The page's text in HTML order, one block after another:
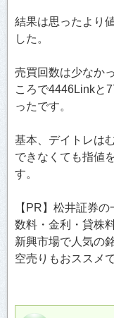
結果は思ったより
した。
売買回数は少なか
ころで4446Linkと
ったです。
基本、デイトレは
できなくても指値
す。
【PR】松井証券
数料・金利・貸株
新興市場で人気の
空売りもおススメで